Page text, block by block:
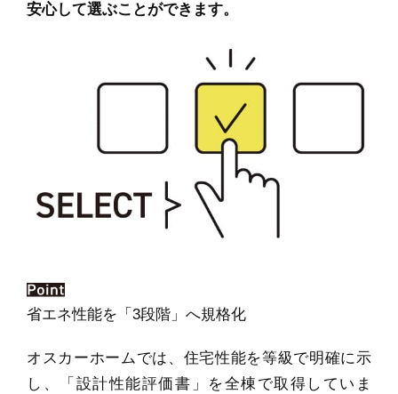
安心して選ぶことができます。
省エネ性能を「3段階」へ規格化
オスカーホームでは、住宅性能を等級で明確に示
し、「設計性能評価書」を全棟で取得していま